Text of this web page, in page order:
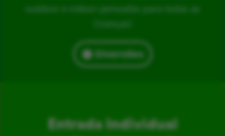
outdoor e indoor pensadas para todas as
Crianças!
Diversões
Entrada Individual